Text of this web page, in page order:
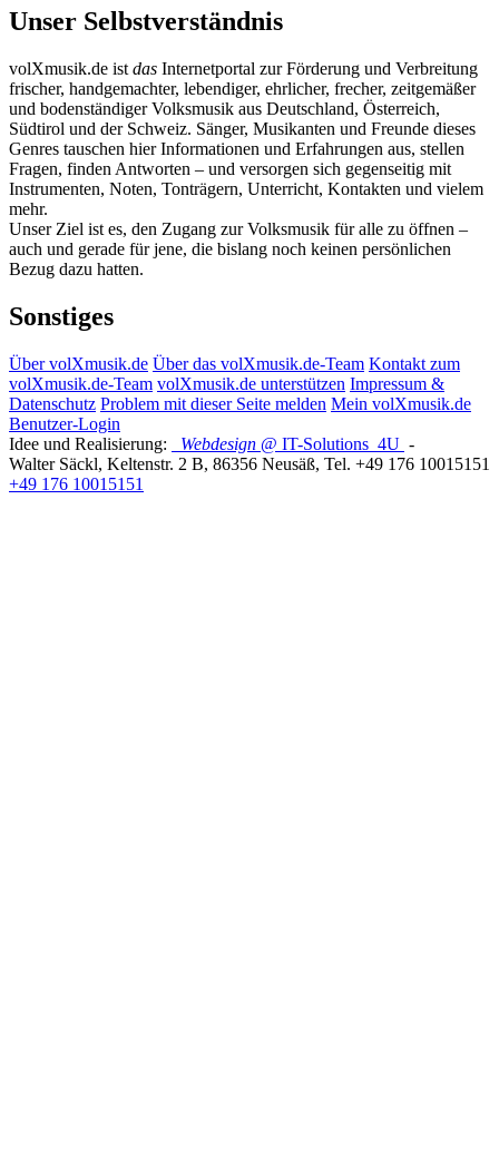
Unser Selbstverständnis
volXmusik.de ist das Internetportal zur Förderung und Verbreitung
frischer, handgemachter, lebendiger, ehrlicher, frecher, zeitgemäßer
und bodenständiger Volksmusik aus Deutschland, Österreich,
Südtirol und der Schweiz. Sänger, Musikanten und Freunde dieses
Genres tauschen hier Informationen und Erfahrungen aus, stellen
Fragen, finden Antworten – und versorgen sich gegenseitig mit
Instrumenten, Noten, Tonträgern, Unterricht, Kontakten und vielem
mehr.
Unser Ziel ist es, den Zugang zur Volksmusik für alle zu öffnen –
auch und gerade für jene, die bislang noch keinen persönlichen
Bezug dazu hatten.
Sonstiges
Über volXmusik.de Über das volXmusik.de-Team Kontakt zum
volXmusik.de-Team volXmusik.de unterstützen Impressum &
Datenschutz Problem mit dieser Seite melden Mein volXmusik.de
Benutzer-Login
Idee und Realisierung:
Webdesign @ IT-Solutions 4U -
Walter Säckl, Keltenstr. 2 B, 86356 Neusäß, Tel. +49 176 10015151
+49 176 10015151